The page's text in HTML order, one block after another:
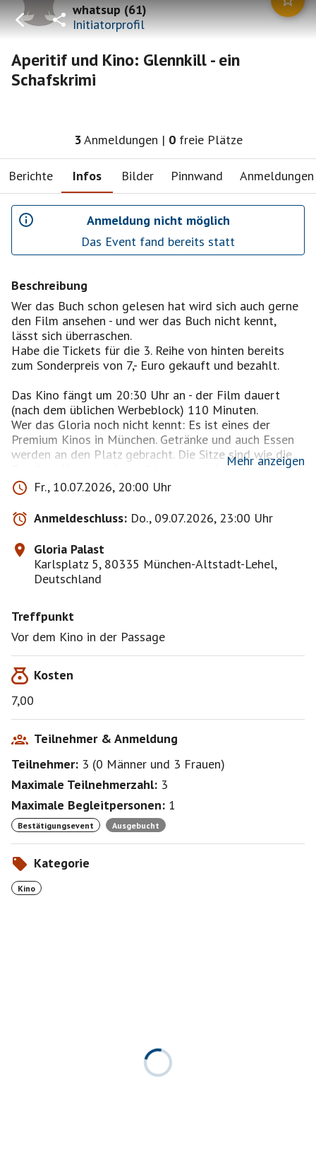
whatsup(61)
Initiatorprofil
Aperitif und Kino: Glennkill - ein
Schafskrimi
3Anmeldungen | 0 freie Plätze
Berichte Infos Bilder Pinnwand Anmeldungen
Anmeldung nicht möglich
Das Event fand bereits statt
Beschreibung
Wer das Buch schon gelesen hat wird sich auch gerne
den Film ansehen - und wer das Buch nicht kennt,
lässt sich überraschen.
Habe die Tickets für die 3. Reihe von hinten bereits
zum Sonderpreis von 7,- Euro gekauft und bezahlt.
Das Kino fängt um 20:30 Uhr an - der Film dauert
(nach dem üblichen Werbeblock) 110 Minuten.
Wer das Gloria noch nicht kennt: Es ist eines der
Premium Kinos in München. Getränke und auch Essen
werden an den Platz gebracht. Die Sitze sind wie die
Couch zu Hause und es gibt sogar noch einen Aperitif
vor dem Kino im Preis inbegriffen (Sekt, Kir oder nicht
alkoholisch). Ist also wirklich einen Besuch wert.
Schäfer George (HUGH JACKMAN) liest seinen
geliebten Schafen jeden Abend Krimis vor und nimmt
an, dass sie kein Wort davon verstehen. Doch als ein
mysteriöser Vorfall das friedliche Leben auf der Farm
durchbricht, wird den Schafen bewusst, dass sie selbst
sie der Spur der Beweise und machen menschliche
Verdächtige ausfindig. Dabei beweisen sie, dass auch
Schafe brillant darin sein können, Verbrechen
anderen Art!
Mehr anzeigen
Fr., 10.07.2026, 20:00 Uhr
Anmeldeschluss: Do., 09.07.2026, 23:00 Uhr
Gloria Palast
Karlsplatz 5, 80335 München-Altstadt-Lehel,
Deutschland
Treffpunkt
Vor dem Kino in der Passage
Kosten
7,00
Teilnehmer & Anmeldung
Teilnehmer: 3 (0 Männer und 3 Frauen)
Maximale Teilnehmerzahl: 3
Maximale Begleitpersonen: 1
Bestätigungsevent Ausgebucht
Kategorie
Kino